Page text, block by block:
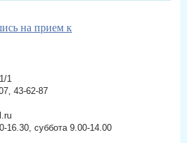
1
43-62-87
16.30, суббота 9.00-14.00